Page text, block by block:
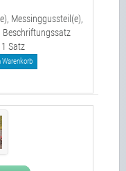
Messinggussteil(e),
Beschriftungssatz
1 Satz